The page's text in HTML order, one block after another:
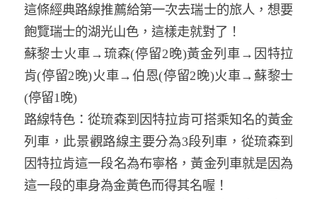
這條經典路線推薦給第一次去瑞士的旅人，想要
飽覽瑞士的湖光山色，這樣走就對了！
蘇黎士火車→琉森(停留2晚)黃金列車→因特拉
肯(停留2晚)火車→伯恩(停留2晚)火車→蘇黎士
(停留1晚)
路線特色：從琉森到因特拉肯可搭乘知名的黃金
列車，此景觀路線主要分為3段列車，從琉森到
因特拉肯這一段名為布寧格，黃金列車就是因為
這一段的車身為金黃色而得其名喔！